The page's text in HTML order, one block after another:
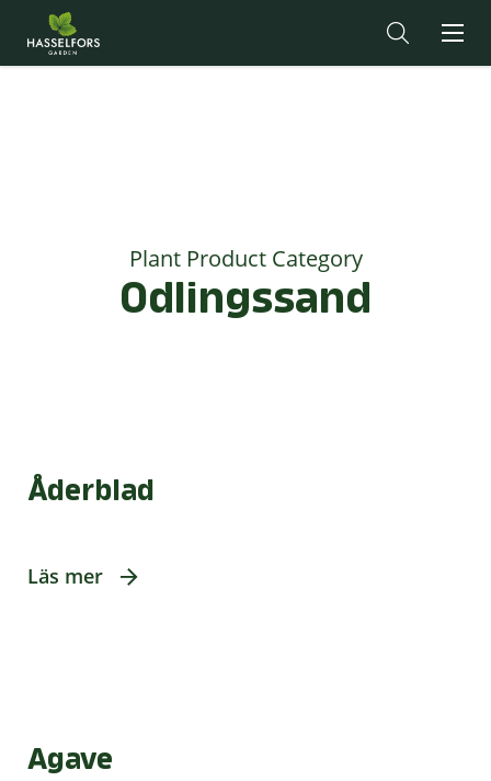
Plant Product Category
Odlingssand
Åderblad
Läs mer
Agave